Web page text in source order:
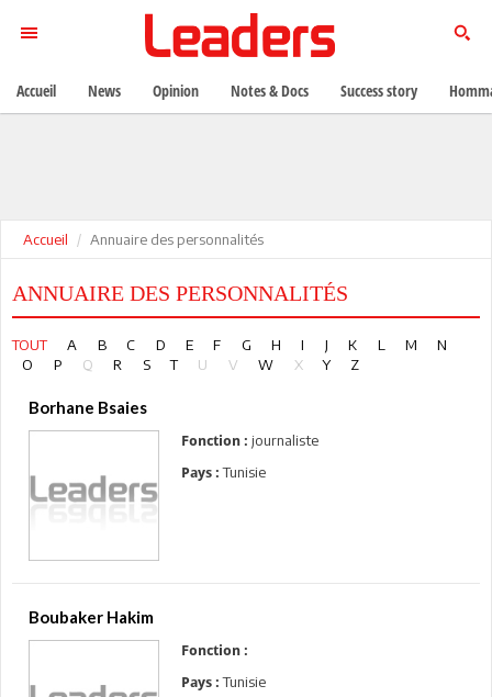
Accueil Annuaire des personnalités
ANNUAIRE DES PERSONNALITÉS
TOUT A B C D E F G H I J K L M
N
O
P Q R S T U V W X Y Z
Borhane Bsaies
Fonction : journaliste
Pays : Tunisie
Boubaker Hakim
Fonction :
Pays : Tunisie
Accueil News Opinion Notes & Docs Success story